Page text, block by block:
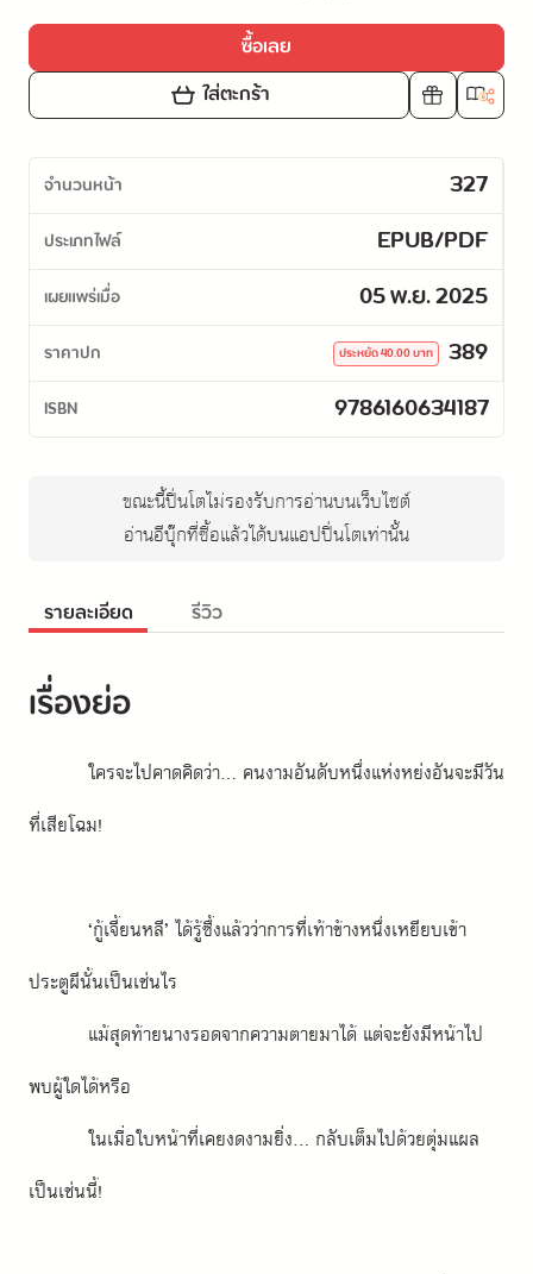
ซื้อเลย
ใส่ตะกร้า
จำนวนหน้า 327
ประเภทไฟล์ EPUB/PDF
เผยแพร่เมื่อ 05 พ.ย. 2025
ราคาปก 389
ประหยัด40.00บาท
ISBN 9786160634187
ขณะนี้ปิ่นโตไม่รองรับการอ่านบนเว็บไซต์
อ่านอีบุ๊กที่ซื้อแล้วได้บนแอปปิ่นโตเท่านั้น
รายละเอียด รีวิว
เรื่องย่อ
ใครจะไปคาดคิดว่า... คนงามอันดับหนึ่งแห่งหย่งอันจะมีวัน
ที่เสียโฉม!
‘กู้เจี้ยนหลี’ ได้รู้ซึ้งแล้วว่าการที่เท้าข้างหนึ่งเหยียบเข้า
ประตูผีนั้นเป็นเช่นไร
แม้สุดท้ายนางรอดจากความตายมาได้ แต่จะยังมีหน้าไป
พบผู้ใดได้หรือ
ในเมื่อใบหน้าที่เคยงดงามยิ่ง... กลับเต็มไปด้วยตุ่มแผล
เป็นเช่นนี้!